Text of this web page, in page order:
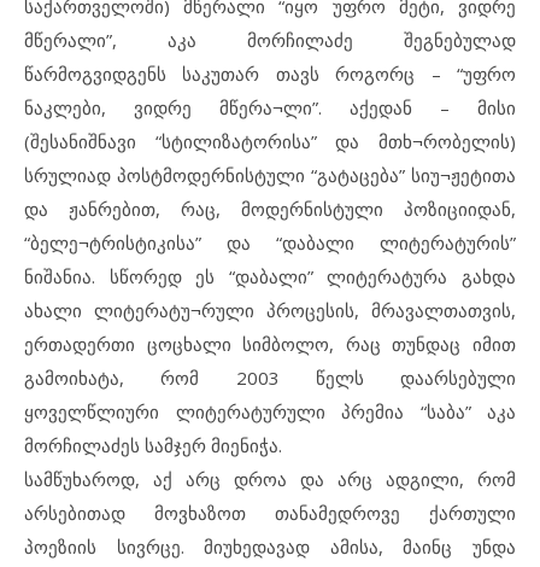
საქართველოში) მწერალი “იყო უფრო მეტი, ვიდრე
მწერალი”, აკა მორჩილაძე შეგნებულად
წარმოგვიდგენს საკუთარ თავს როგორც – “უფრო
ნაკლები, ვიდრე მწერა¬ლი”. აქედან – მისი
(შესანიშნავი “სტილიზატორისა” და მთხ¬რობელის)
სრულიად პოსტმოდერნისტული “გატაცება” სიუ¬ჟეტითა
და ჟანრებით, რაც, მოდერნისტული პოზიციიდან,
“ბელე¬ტრისტიკისა” და “დაბალი ლიტერატურის”
ნიშანია. სწორედ ეს “დაბალი” ლიტერატურა გახდა
ახალი ლიტერატუ¬რული პროცესის, მრავალთათვის,
ერთადერთი ცოცხალი სიმბოლო, რაც თუნდაც იმით
გამოიხატა, რომ 2003 წელს დაარსებული
ყოველწლიური ლიტერატურული პრემია “საბა” აკა
მორჩილაძეს სამჯერ მიენიჭა.
სამწუხაროდ, აქ არც დროა და არც ადგილი, რომ
არსებითად მოვხაზოთ თანამედროვე ქართული
პოეზიის სივრცე. მიუხედავად ამისა, მაინც უნდა